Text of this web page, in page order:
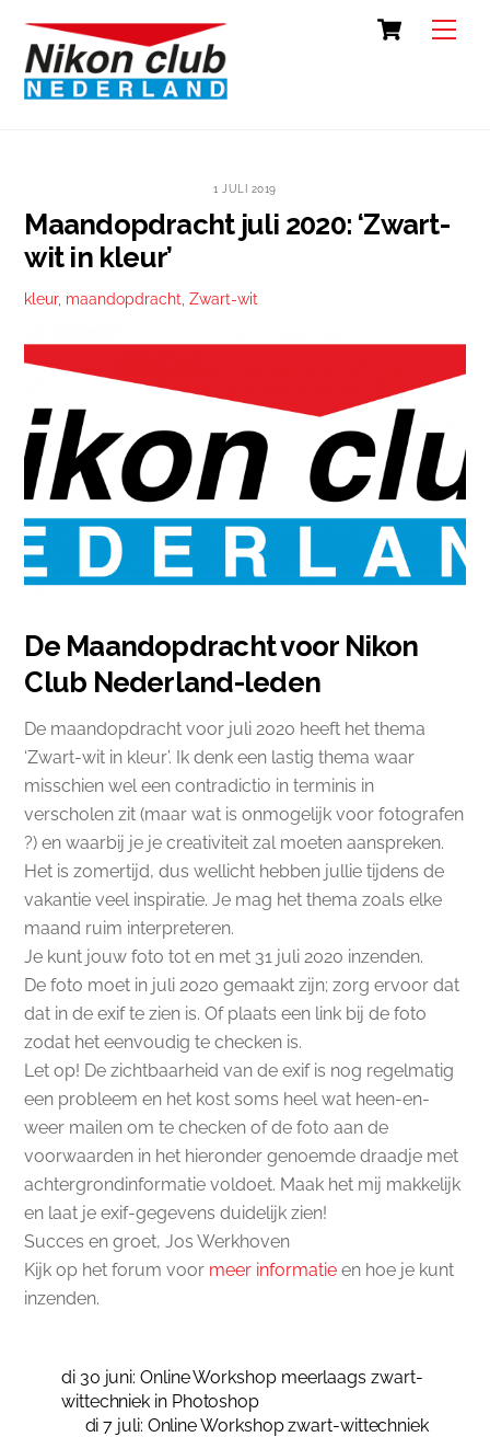
content
Cart
1 JULI 2019
Maandopdracht juli 2020: ‘Zwart-
wit in kleur’
kleur, maandopdracht ,Zwart-wit
De Maandopdracht voor Nikon
Club Nederland-leden
De maandopdracht voor juli 2020 heeft het thema
‘Zwart-wit in kleur’. Ik denk een lastig thema waar
misschien wel een contradictio in terminis in
verscholen zit (maar wat is onmogelijk voor fotografen
?) en waarbij je je creativiteit zal moeten aanspreken.
Het is zomertijd, dus wellicht hebben jullie tijdens de
vakantie veel inspiratie. Je mag het thema zoals elke
maand ruim interpreteren.
Je kunt jouw foto tot en met 31 juli 2020 inzenden.
De foto moet in juli 2020 gemaakt zijn; zorg ervoor dat
dat in de exif te zien is. Of plaats een link bij de foto
zodat het eenvoudig te checken is.
Let op! De zichtbaarheid van de exif is nog regelmatig
een probleem en het kost soms heel wat heen-en-
weer mailen om te checken of de foto aan de
voorwaarden in het hieronder genoemde draadje met
achtergrondinformatie voldoet. Maak het mij makkelijk
en laat je exif-gegevens duidelijk zien!
Succes en groet, Jos Werkhoven
Kijk op het forum voor meer informatie en hoe je kunt
inzenden.
di 30 juni: Online Workshop meerlaags zwart-
wittechniek in Photoshop
di 7 juli: Online Workshop zwart-wittechniek